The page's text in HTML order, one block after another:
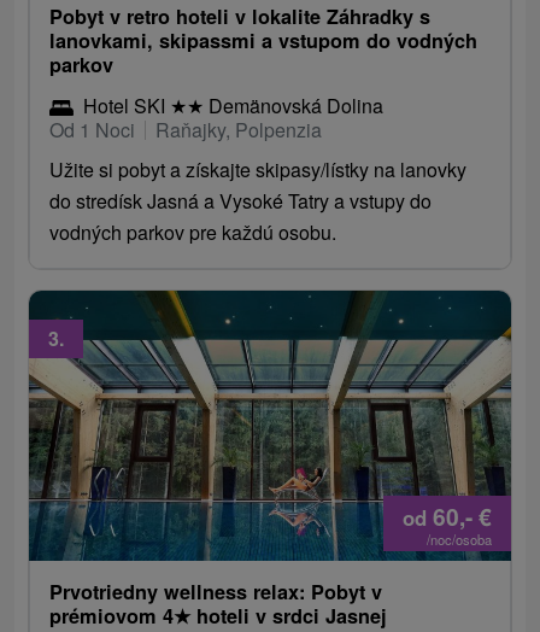
Pobyt v retro hoteli v lokalite Záhradky s
lanovkami, skipassmi a vstupom do vodných
parkov
Hotel SKI ★★ Demänovská Dolina
Od 1 Noci
Raňajky, Polpenzia
Užite si pobyt a získajte skipasy/lístky na lanovky
do stredísk Jasná a Vysoké Tatry a vstupy do
vodných parkov pre každú osobu.
od 60,-€
/noc/osoba
3.
Prvotriedny wellness relax: Pobyt v
prémiovom 4★ hoteli v srdci Jasnej